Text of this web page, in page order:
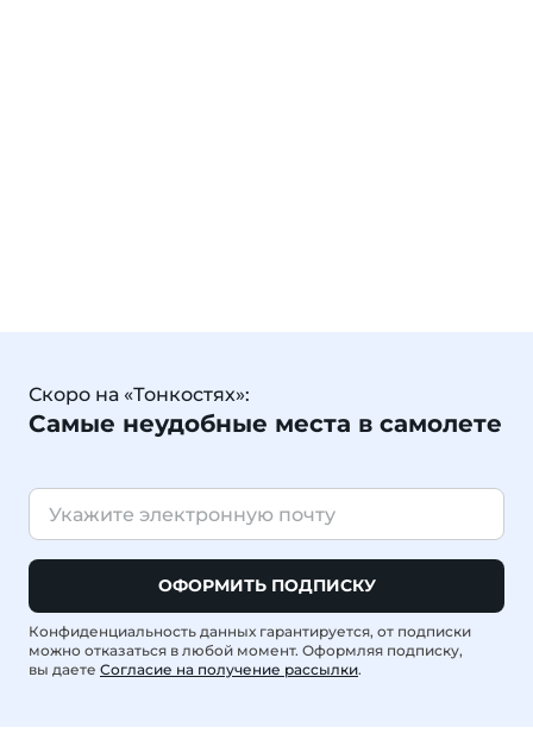
Скоро на «Тонкостях»:
Самые неудобные места в самолете
ОФОРМИТЬ ПОДПИСКУ
Конфиденциальность данных гарантируется, от подписки
можно отказаться в любой момент. Оформляя подписку,
вы даете Согласие на получение рассылки.